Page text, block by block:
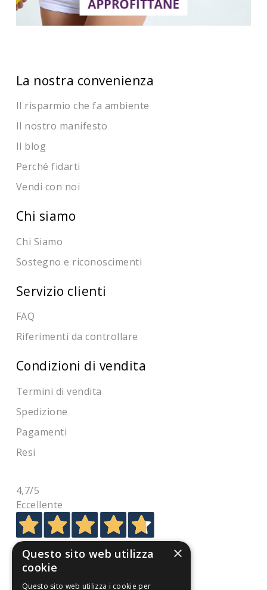
La nostra convenienza
Il risparmio che fa ambiente
Il nostro manifesto
Il blog
Perché fidarti
Vendi con noi
Chi siamo
Chi Siamo
Sostegno e riconoscimenti
Servizio clienti
FAQ
Riferimenti da controllare
Condizioni di vendita
Termini di vendita
Spedizione
Pagamenti
Resi
4,7/5
Eccellente
3.820
Recensioni
×
Questo sito web utilizza
cookie
Questo sito web utilizza i cookie per